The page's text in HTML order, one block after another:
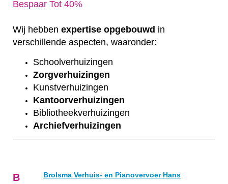
Bespaar Tot 40%
Wij hebben expertise opgebouwd in
verschillende aspecten, waaronder:
Schoolverhuizingen
Zorgverhuizingen
Kunstverhuizingen
Kantoorverhuizingen
Bibliotheekverhuizingen
Archiefverhuizingen
B Brolsma Verhuis- en Pianovervoer Hans